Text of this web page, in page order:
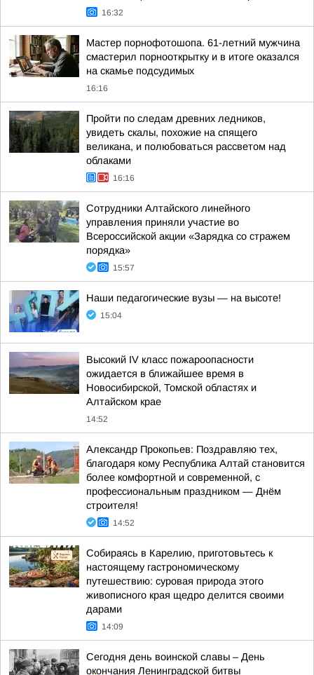
16:32
Мастер порнофотошопа. 61-летний мужчина
смастерил порнооткрытку и в итоге оказался
на скамье подсудимых
16:16
Пройти по следам древних ледников,
увидеть скалы, похожие на спящего
великана, и полюбоваться рассветом над
облаками
16:16
Сотрудники Алтайского линейного
управления приняли участие во
Всероссийской акции «Зарядка со стражем
порядка»
15:57
Наши педагогические вузы — на высоте!
15:04
Высокий IV класс пожароопасности
ожидается в ближайшее время в
Новосибирской, Томской областях и
Алтайском крае
14:52
Александр Прокопьев: Поздравляю тех,
благодаря кому Республика Алтай становится
более комфортной и современной, с
профессиональным праздником — Днём
строителя!
14:52
Собираясь в Карелию, приготовьтесь к
настоящему гастрономическому
путешествию: суровая природа этого
живописного края щедро делится своими
дарами
14:09
Сегодня день воинской славы – День
окончания Ленинградской битвы